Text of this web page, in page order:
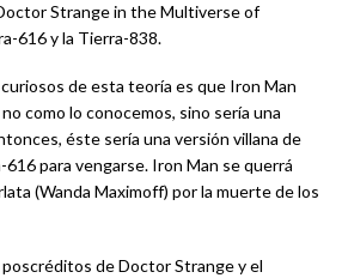
Strange in the Multiverse of
616 y la Tierra-838.
de esta teoría es que Iron Man
como lo conocemos, sino sería una
éste sería una versión villana de
616 para vengarse. Iron Man se querrá
(Wanda Maximoff) por la muerte de los
de Doctor Strange y el